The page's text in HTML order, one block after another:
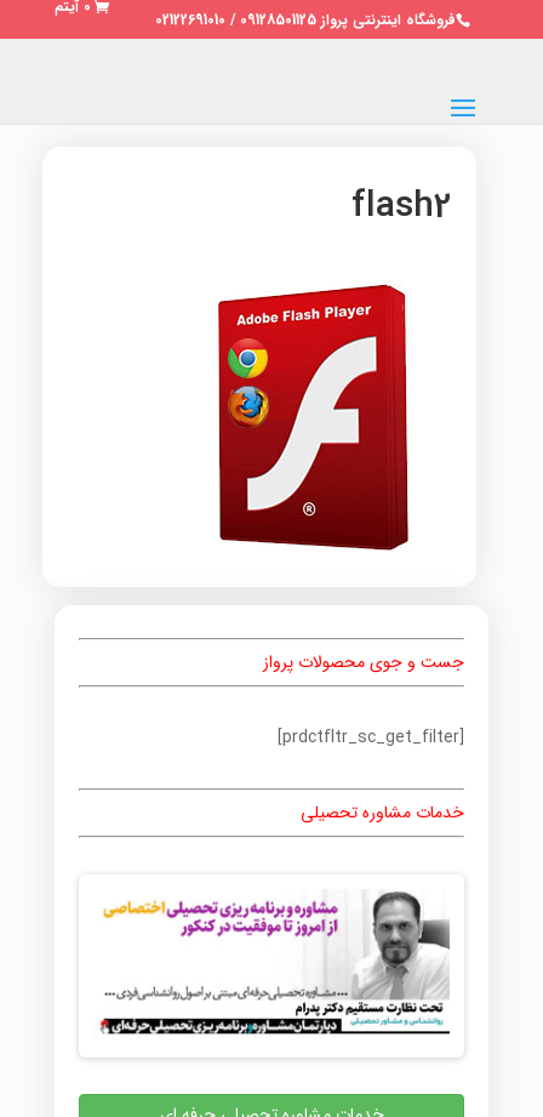
فروشگاه اینترنتی پرواز 09128501125 / 02122691010
0 آیتم
flash2
جست و جوی محصولات پرواز
[prdctfltr_sc_get_filter]
خدمات مشاوره تحصیلی